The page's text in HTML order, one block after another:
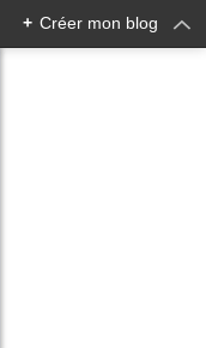
+ Créer mon blog